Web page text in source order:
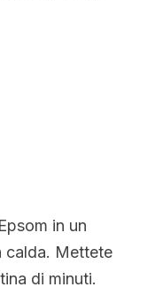
in un
calda. Mettete
di minuti.